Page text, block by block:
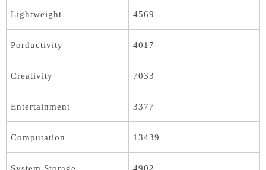
Lightweight 4569
Porductivity 4017
Creativity 7033
Entertainment 3377
Computation 13439